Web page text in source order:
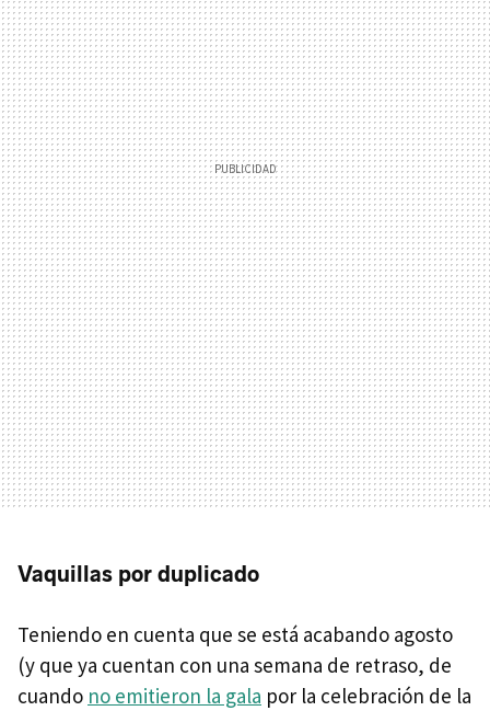
Vaquillas por duplicado
Teniendo en cuenta que se está acabando agosto
(y que ya cuentan con una semana de retraso, de
cuando no emitieron la gala por la celebración de la